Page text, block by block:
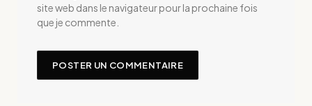
site web dans le navigateur pour la prochaine fois
que je commente.